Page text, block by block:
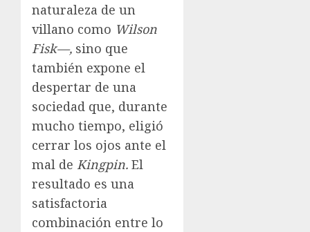
naturaleza de un
villano como Wilson
Fisk—, sino que
también expone el
despertar de una
sociedad que, durante
mucho tiempo, eligió
cerrar los ojos ante el
mal de Kingpin. El
resultado es una
satisfactoria
combinación entre lo